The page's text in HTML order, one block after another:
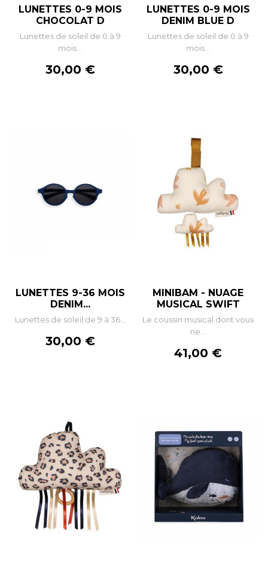
LUNETTES 0-9 MOIS
CHOCOLAT D
Lunettes de soleil de 0 à 9
mois...
Prix
30,00 €
LUNETTES 0-9 MOIS
DENIM BLUE D
Lunettes de soleil de 0 à 9
mois...
Prix
30,00 €
LUNETTES 9-36 MOIS
DENIM...
Lunettes de soleil de 9 à 36...
Prix
30,00 €
MINIBAM - NUAGE
MUSICAL SWIFT
Le coussin musical dont vous
ne...
Prix
41,00 €